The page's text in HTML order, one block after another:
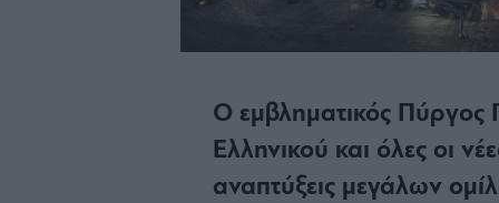
Ο εμβληματικός Πύργος
Ελληνικού και όλες οι
αναπτύξεις μεγάλων